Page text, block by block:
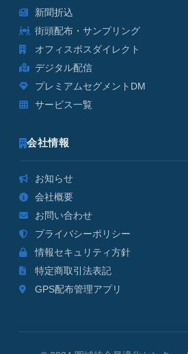
新聞折込
街頭配布・サンプリング
オフィスポスダイレクト
デジタル配信
プレミアムセグメントDM
サービス一覧
会社情報
お知らせ
会社概要
お問い合わせ
プライバシーポリシー
情報セキュリティ方針
特定商取引法表記
GPS配布管理アプリ